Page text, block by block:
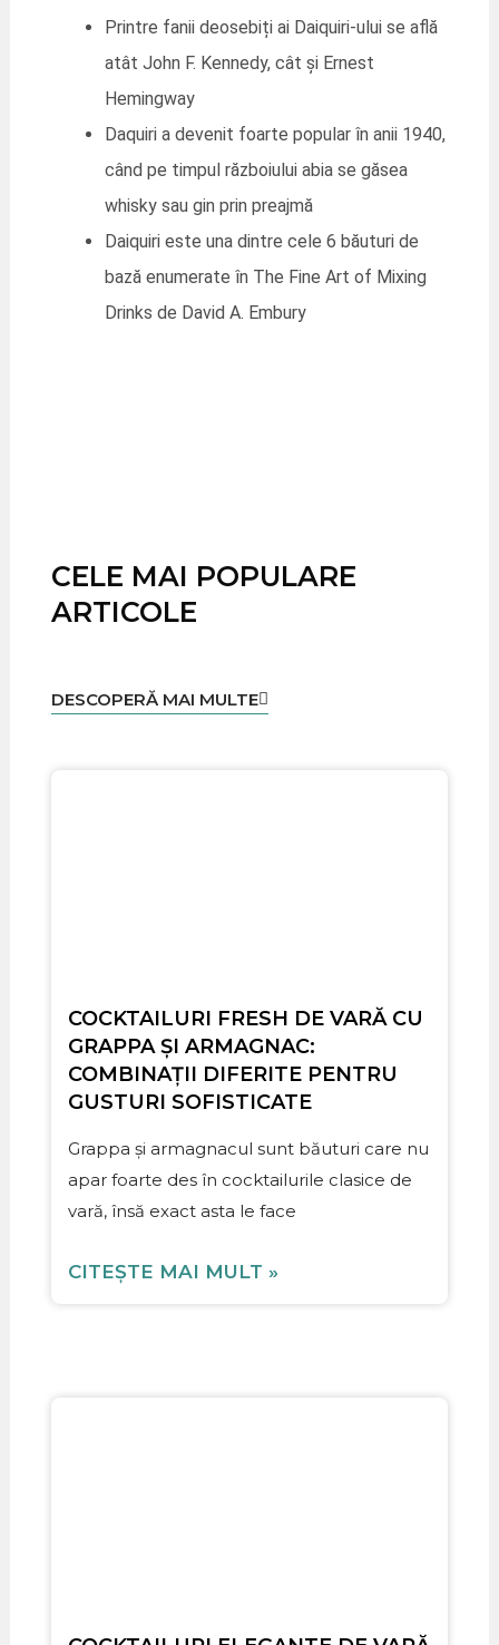
Printre fanii deosebiți ai Daiquiri-ului se află
atât John F. Kennedy, cât și Ernest
Hemingway
Daquiri a devenit foarte popular în anii 1940,
când pe timpul războiului abia se găsea
whisky sau gin prin preajmă
Daiquiri este una dintre cele 6 băuturi de
bază enumerate în The Fine Art of Mixing
Drinks de David A. Embury
CELE MAI POPULARE
ARTICOLE
DESCOPERĂ MAI MULTE
COCKTAILURI FRESH DE VARĂ CU
GRAPPA ȘI ARMAGNAC:
COMBINAȚII DIFERITE PENTRU
GUSTURI SOFISTICATE
Grappa și armagnacul sunt băuturi care nu
apar foarte des în cocktailurile clasice de
vară, însă exact asta le face
CITEȘTE MAI MULT »